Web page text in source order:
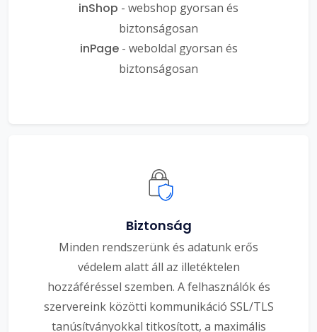
inShop - webshop gyorsan és
biztonságosan
inPage- weboldal gyorsan és
biztonságosan
Biztonság
Minden rendszerünk és adatunk erős
védelem alatt áll az illetéktelen
hozzáféréssel szemben. A felhasználók és
szervereink közötti kommunikáció SSL/TLS
tanúsítványokkal titkosított, a maximális